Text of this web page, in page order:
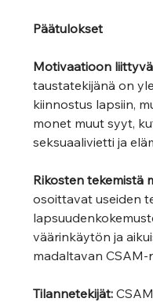
Päätulokset
Motivaatioon
taustatekijänä on
kiinnostus lapsiin,
monet muut syyt,
seksuaalivietti ja
Rikosten tekemistä
osoittavat useiden
väärinkäytön ja
madaltavan
Tilannetekijät: